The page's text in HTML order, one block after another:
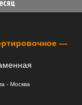
—
- Москва